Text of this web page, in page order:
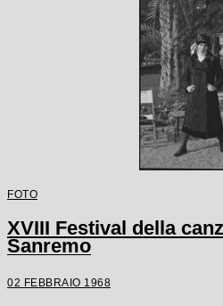
FOTO
XVIII Festival della
Sanremo
02 FEBBRAIO 1968